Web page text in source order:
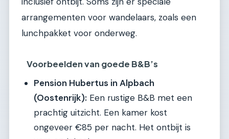
arrangementen voor wandelaars, zoals een
lunchpakket voor onderweg.
Voorbeelden van goede B&B’s
Pension Hubertus in Alpbach
(Oostenrijk): Een rustige B&B met een
prachtig uitzicht. Een kamer kost
ongeveer €85 per nacht. Het ontbijt is